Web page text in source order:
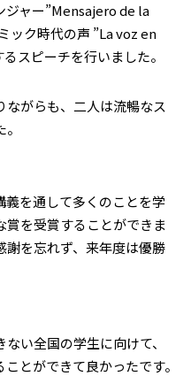
ャー”Mensajero de la
ック時代の声 ”La voz en
スピーチを行いました。
がらも、二人は流暢なス
義を通して多くのことを学
を受賞することができま
謝を忘れず、来年度は優勝
い全国の学生に向けて、
とができて良かったです。